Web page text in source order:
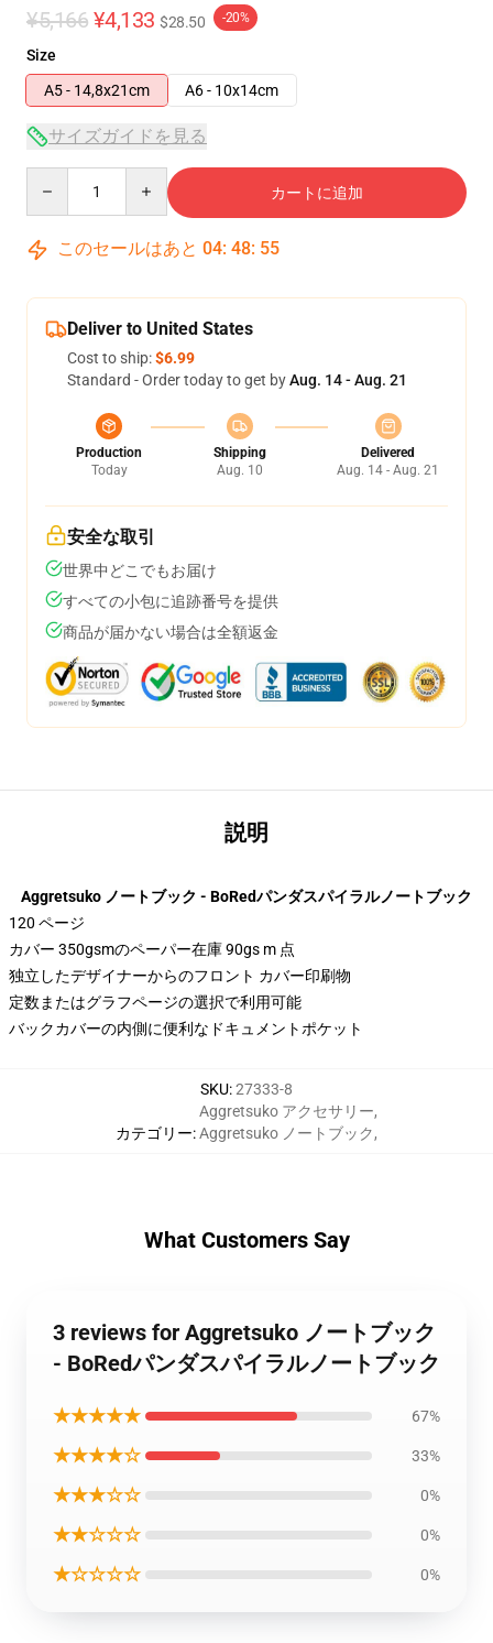
¥5,166 ¥4,133 $28.50 -20%
Size
A5 - 14,8x21cm
A6 - 10x14cm
サイズガイドを見る
カートに追加
このセールはあと 04: 48: 54
Deliver to United States
Cost to ship:$6.99
Standard - Order today to get byAug. 14 - Aug. 21
Production
Today
Shipping
Aug. 10
Delivered
Aug. 14 - Aug. 21
安全な取引
世界中どこでもお届け
すべての小包に追跡番号を提供
商品が届かない場合は全額返金
説明
Aggretsuko ノートブック - BoRedパンダスパイラルノートブック
120 ページ
カバー 350gsmのペーパー在庫 90gs m 点
独立したデザイナーからのフロント カバー印刷物
定数またはグラフページの選択で利用可能
バックカバーの内側に便利なドキュメントポケット
SKU:27333-8
カテゴリー:
Aggretsuko アクセサリー,
Aggretsuko ノートブック,
What Customers Say
3 reviews for Aggretsuko ノートブック
- BoRedパンダスパイラルノートブック
★★★★★ 67%
★★★★☆ 33%
★★★☆☆ 0%
★★☆☆☆ 0%
★☆☆☆☆ 0%